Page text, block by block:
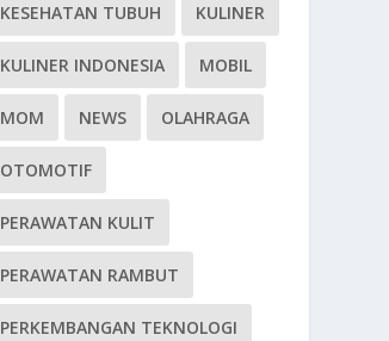
KESEHATAN TUBUH KULINER
KULINER INDONESIA MOBIL
MOM NEWS OLAHRAGA
OTOMOTIF
PERAWATAN KULIT
PERAWATAN RAMBUT
PERKEMBANGAN TEKNOLOGI